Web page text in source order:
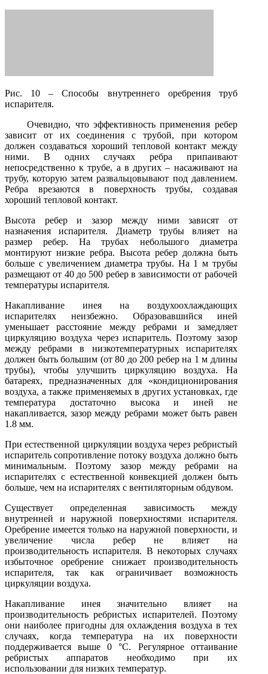
Рис. 10 – Способы внутреннего оребрения труб
испарителя.
Очевидно, что эффективность применения ребер
зависит от их соединения с трубой, при котором
должен создаваться хороший тепловой контакт между
ними. В одних случаях ребра припаивают
непосредственно к трубе, а в других – насаживают на
трубу, которую затем развальцовывают под давлением.
Ребра врезаются в поверхность трубы, создавая
хороший тепловой контакт.
Высота ребер и зазор между ними зависят от
назначения испарителя. Диаметр трубы влияет на
размер ребер. На трубах небольшого диаметра
монтируют низкие ребра. Высота ребер должна быть
больше с увеличением диаметра трубы. На 1 м трубы
размещают от 40 до 500 ребер в зависимости от рабочей
температуры испарителя.
Накапливание инея на воздухоохлаждающих
испарителях неизбежно. Образовавшийся иней
уменьшает расстояние между ребрами и замедляет
циркуляцию воздуха через испаритель. Поэтому зазор
между ребрами в низкотемпературных испарителях
должен быть большим (от 80 до 200 ребер на 1 м длины
трубы), чтобы улучшить циркуляцию воздуха. На
батареях, предназначенных для «кондиционирования
воздуха, а также применяемых в других установках, где
температура достаточно высока и иней не
накапливается, зазор между ребрами может быть равен
1.8 мм.
При естественной циркуляции воздуха через ребристый
испаритель сопротивление потоку воздуха должно быть
минимальным. Поэтому зазор между ребрами на
испарителях с естественной конвекцией должен быть
больше, чем на испарителях с вентиляторным обдувом.
Существует определенная зависимость между
внутренней и наружной поверхностями испарителя.
Оребрение имеется только на наружной поверхности, и
увеличение числа ребер не влияет на
производительность испарителя. В некоторых случаях
избыточное оребрение снижает производительность
испарителя, так как ограничивает возможность
циркуляции воздуха.
Накапливание инея значительно влияет на
производительность ребристых испарителей. Поэтому
они наиболее пригодны для охлаждения воздуха в тех
случаях, когда температура на их поверхности
поддерживается выше 0 °С. Регулярное оттаивание
ребристых аппаратов необходимо при их
использовании для низких температур.